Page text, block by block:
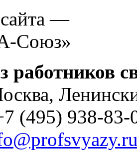
—
Союз»
(495) 938-